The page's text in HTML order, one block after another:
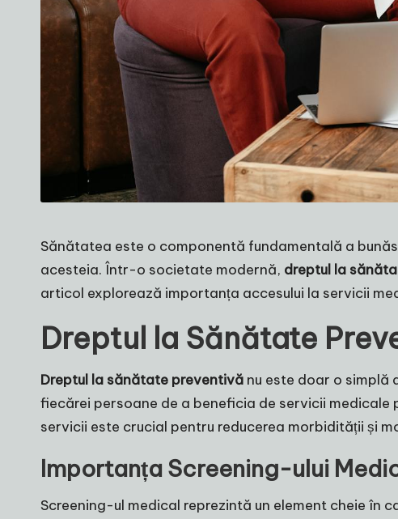
Sănătatea este o componentă fundamentală a
acesteia. Într-o societate modernă, dreptul la
articol explorează importanța accesului la servicii
Dreptul la Sănătate
Dreptul la sănătate preventivă nu este doar o simplă
fiecărei persoane de a beneficia de servicii
servicii este crucial pentru reducerea morbidității și
Importanța Screening-ului
Screening-ul medical reprezintă un element cheie în